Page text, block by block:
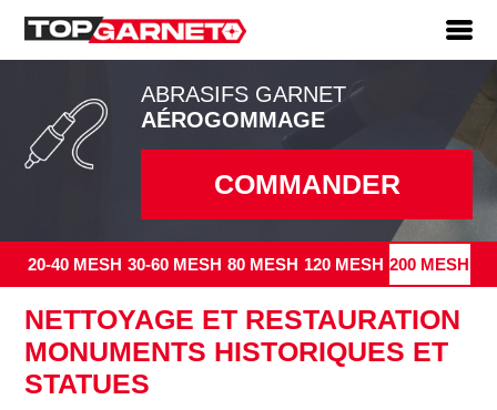
ABRASIFS GARNET
AÉROGOMMAGE
COMMANDER
20-40 MESH 30-60 MESH 80 MESH 120 MESH 200 MESH
NETTOYAGE ET RESTAURATION
MONUMENTS HISTORIQUES ET
STATUES